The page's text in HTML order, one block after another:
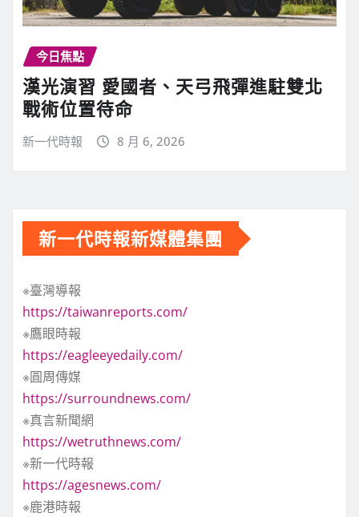
今日焦點
漢光演習 愛國者、天弓飛彈進駐雙北
戰術位置待命
新一代時報 8 月 6, 2026
新一代時報新媒體集團
※臺灣導報
https://taiwanreports.com/
※鷹眼時報
https://eagleeyedaily.com/
※圓周傳媒
https://surroundnews.com/
※真言新聞網
https://wetruthnews.com/
※新一代時報
https://agesnews.com/
※鹿港時報